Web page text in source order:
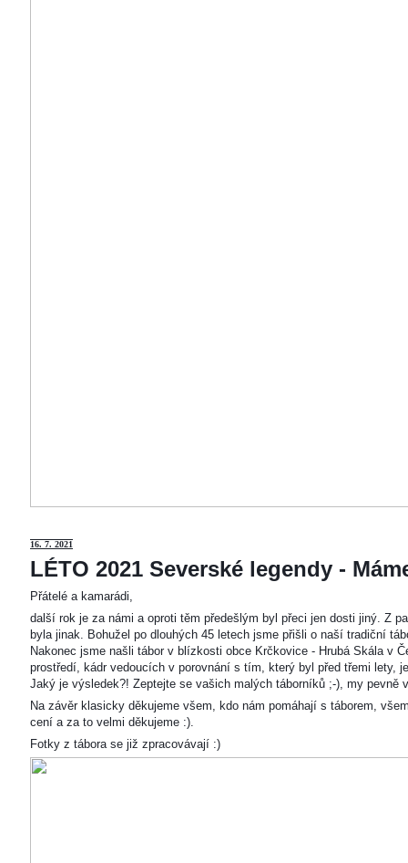
16. 7. 2021
LÉTO 2021 Severské legendy -
Přátelé a kamarádi,
další rok je za námi a oproti těm předešlým byl přeci jen dosti jiný. Z
byla jinak. Bohužel po dlouhých 45 letech jsme přišli o naší tradiční
Nakonec jsme našli tábor v blízkosti obce Krčkovice - Hrubá Skála v
prostředí, kádr vedoucích v porovnání s tím, který byl před třemi lety,
Jaký je výsledek?! Zeptejte se vašich malých táborníků ;-), my pevně
Na závěr klasicky děkujeme všem, kdo nám pomáhají s táborem,
cení a za to velmi děkujeme :).
Fotky z tábora se již zpracovávají :)